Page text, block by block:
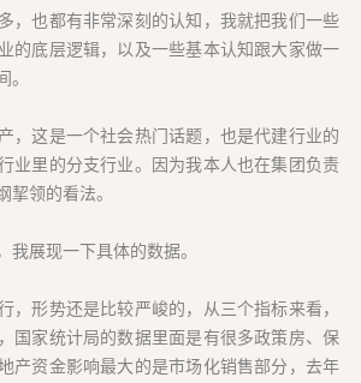
，也都有非常深刻的认知，我就把我们一些
的底层逻辑，以及一些基本认知跟大家做一
。
，这是一个社会热门话题，也是代建行业的
业里的分支行业。因为我本人也在集团负责
挈领的看法。
我展现一下具体的数据。
，形势还是比较严峻的，从三个指标来看，
国家统计局的数据里面是有很多政策房、保
产资金影响最大的是市场化销售部分，去年